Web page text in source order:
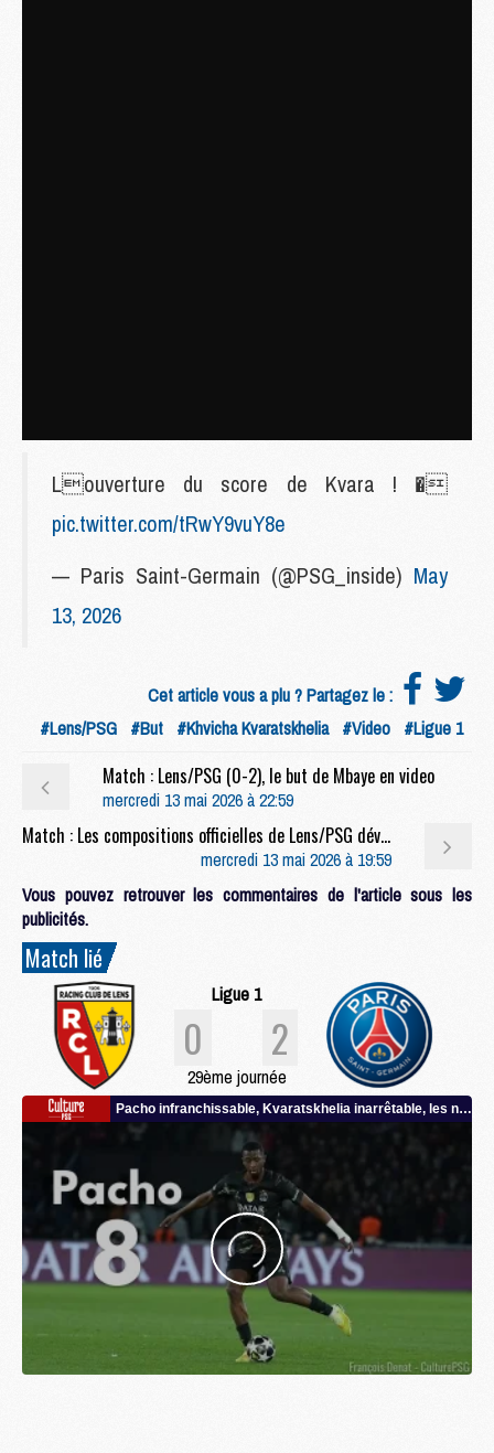
Louverture du score de Kvara ! �
pic.twitter.com/tRwY9vuY8e
— Paris Saint-Germain (@PSG_inside) May
13, 2026
Cet article vous a plu ? Partagez le :
#Lens/PSG #But #Khvicha Kvaratskhelia #Video #Ligue 1
Match : Lens/PSG (0-2), le but de Mbaye en video
mercredi 13 mai 2026 à 22:59
Match : Les compositions officielles de Lens/PSG dévoilées, Barcola titulaire
mercredi 13 mai 2026 à 19:59
Vous pouvez retrouver les commentaires de l'article sous les
publicités.
Match lié
Ligue 1
0 2
29ème journée